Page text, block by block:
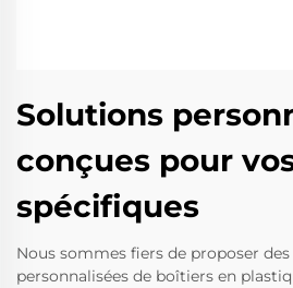
Solutions
conçues pour
spécifiques
Nous sommes fiers de proposer
personnalisées de boîtiers en